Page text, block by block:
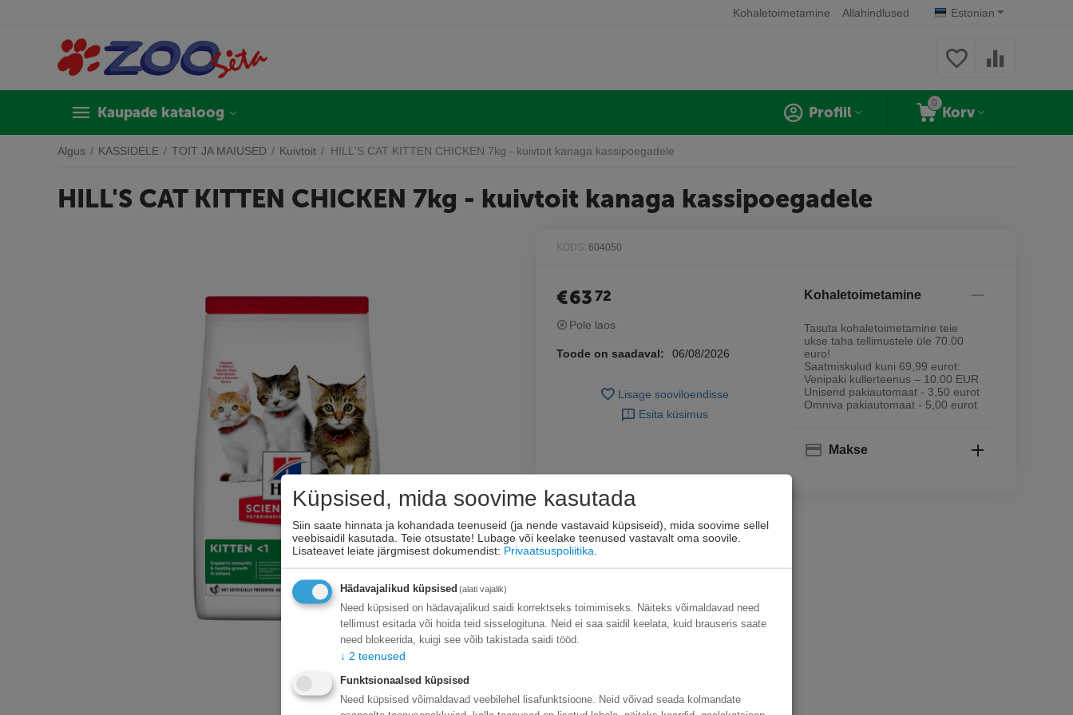
Estonian
Kohaletoimetamine Allahindlused
Kaupade kataloog
0
Korv
Profiil
Algus / KASSIDELE / TOIT JA MAIUSED / Kuivtoit / HILL'S CAT KITTEN CHICKEN 7kg - kuivtoit kanaga kassipoegadele
HILL'S CAT KITTEN CHICKEN 7kg - kuivtoit kanaga kassipoegadele
KODS: 604050
€6372
Pole laos
Toode on saadaval: 06/08/2026
Lisage sooviloendisse
Esita küsimus
Kohaletoimetamine
Tasuta kohaletoimetamine teie
ukse taha tellimustele üle 70.00
euro!
Saatmiskulud kuni 69,99 eurot:
Venipaki kullerteenus – 10.00 EUR
Unisend pakiautomaat - 3,50 eurot
Omniva pakiautomaat - 5,00 eurot
Makse
Küpsised, mida soovime kasutada
Siin saate hinnata ja kohandada teenuseid (ja nende vastavaid küpsiseid), mida soovime sellel
veebisaidil kasutada. Teie otsustate! Lubage või keelake teenused vastavalt oma soovile.
Lisateavet leiate järgmisest dokumendist: Privaatsuspoliitika
Hädavajalikud küpsised (alati vajalik)
Need küpsised on hädavajalikud saidi korrektseks toimimiseks. Näiteks võimaldavad need
tellimust esitada või hoida teid sisselogituna. Neid ei saa saidil keelata, kuid brauseris saate
need blokeerida, kuigi see võib takistada saidi tööd.
↓ 2 teenused
Funktsionaalsed küpsised
Need küpsised võimaldavad veebilehel lisafunktsioone. Neid võivad seada kolmandate